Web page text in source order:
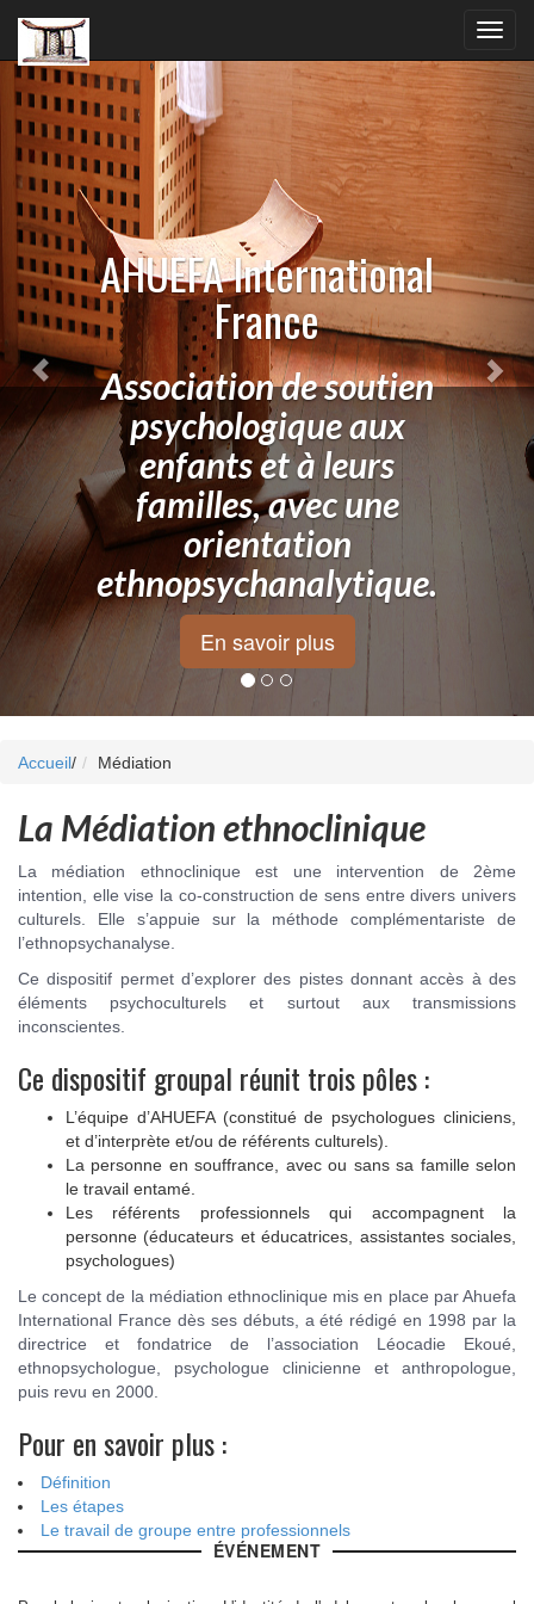
AHUEFA International
France
Association de soutien
psychologique aux
enfants et à leurs
familles, avec une
orientation
ethnopsychanalytique.
En savoir plus
Previous
Accueil/ Médiation
La Médiation ethnoclinique
La médiation ethnoclinique est une intervention de 2ème
intention, elle vise la co-construction de sens entre divers univers
culturels. Elle s’appuie sur la méthode complémentariste de
l’ethnopsychanalyse.
Ce dispositif permet d’explorer des pistes donnant accès à des
éléments psychoculturels et surtout aux transmissions
inconscientes.
Ce dispositif groupal réunit trois pôles :
L’équipe d’AHUEFA (constitué de psychologues cliniciens,
et d’interprète et/ou de référents culturels).
La personne en souffrance, avec ou sans sa famille selon
le travail entamé.
Les référents professionnels qui accompagnent la
personne (éducateurs et éducatrices, assistantes sociales,
psychologues)
Le concept de la médiation ethnoclinique mis en place par Ahuefa
International France dès ses débuts, a été rédigé en 1998 par la
directrice et fondatrice de l’association Léocadie Ekoué,
ethnopsychologue, psychologue clinicienne et anthropologue,
puis revu en 2000.
Pour en savoir plus :
Définition
Les étapes
Le travail de groupe entre professionnels
ÉVÉNEMENT